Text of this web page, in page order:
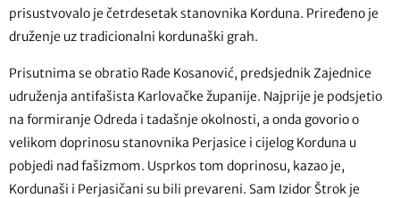
prisustvovalo je četrdesetak stanovnika Korduna. Priređeno je
druženje uz tradicionalni kordunaški grah.
Prisutnima se obratio Rade Kosanović, predsjednik Zajednice
udruženja antifašista Karlovačke županije. Najprije je podsjetio
na formiranje Odreda i tadašnje okolnosti, a onda govorio o
velikom doprinosu stanovnika Perjasice i cijelog Korduna u
pobjedi nad fašizmom. Usprkos tom doprinosu, kazao je,
Kordunaši i Perjasičani su bili prevareni. Sam Izidor Štrok je